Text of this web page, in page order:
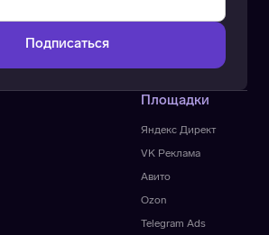
Яндекс Директ
VK Реклама
Площадки
Авито
Ozon
Telegram Ads